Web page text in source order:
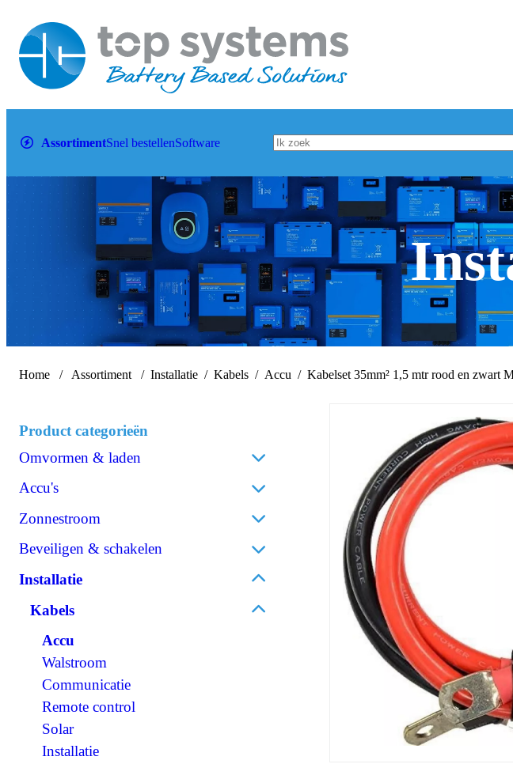
AssortimentSnel bestellenSoftware
Home Assortiment Installatie Kabels Accu Kabelset 35mm² 1,5 mtr rood en zwart
Product categorieën
Omvormen & laden
Acculaders
Omvormen/laden combi
Omvormen DC/AC
120V Producten
IEC/UK Producten
Accessoires Omvormen & laden
Accu's
Lithium
AGM
Spiraalcel
Tractie
OPzS
OPzV
Accessoires accu's
Zonnestroom
Zonnepanelen
Omvormers zonnepanelen
Beveiligen & schakelen
Omschakelautomaten
Isolatiebewakers
Zekeringhouders
Schakelaars
Relais
Scheidingstransformatoren
BMS (Battery Management System)
Installatie
Kabels
Accu
Walstroom
Communicatie
Remote control
Solar
Installatie